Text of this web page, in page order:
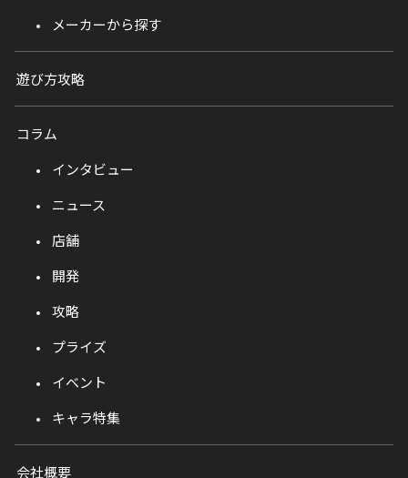
メーカーから探す
遊び方攻略
コラム
インタビュー
ニュース
店舗
開発
攻略
プライズ
イベント
キャラ特集
会社概要